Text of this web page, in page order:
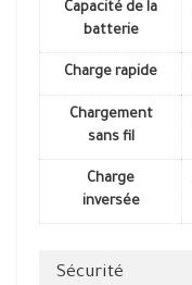
Capacité de la
batterie
Charge rapide
Chargement
sans fil
Charge
inversée
Sécurité